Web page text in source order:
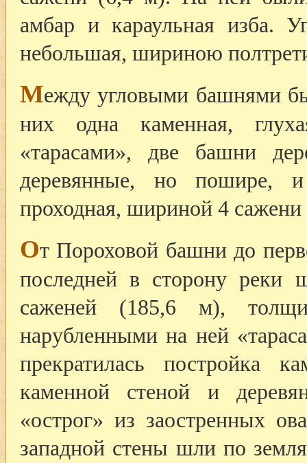
амбар и караульная изба.
небольшая, шириною
Между угловыми башнями
них одна каменная,
«тарасами», две башни
деревянные, но пошире,
проходная, шириной 4
От Пороховой башни до
последней в сторону реки
саженей (185,6 м),
нарубленными на ней
прекратилась постройка
каменной стеной и
«острог» из заостренных
западной стены шли по